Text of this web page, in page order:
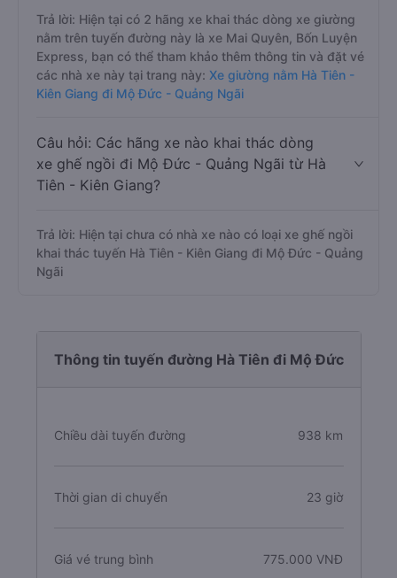
Trả lời: Hiện tại có 2 hãng xe khai thác dòng xe giường
nằm trên tuyến đường này là xe Mai Quyên, Bốn Luyện
Express, bạn có thể tham khảo thêm thông tin và đặt vé
các nhà xe này tại trang này: Xe giường nằm Hà Tiên -
Kiên Giang đi Mộ Đức - Quảng Ngãi
Câu hỏi: Các hãng xe nào khai thác dòng
xe ghế ngồi đi Mộ Đức - Quảng Ngãi từ Hà
Tiên - Kiên Giang?
Trả lời: Hiện tại chưa có nhà xe nào có loại xe ghế ngồi
khai thác tuyến Hà Tiên - Kiên Giang đi Mộ Đức - Quảng
Ngãi
Thông tin tuyến đường Hà Tiên đi Mộ Đức
Chiều dài tuyến đường 938 km
Thời gian di chuyển 23 giờ
Giá vé trung bình 775.000 VNĐ